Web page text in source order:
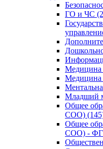
ГО и ЧС
Медицина
Медицина
Младший
Общее
СОО)
Общее
СОО) -